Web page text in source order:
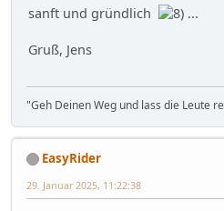
sanft und gründlich ...
Gruß, Jens
"Geh Deinen Weg und lass die Leute
EasyRider
29. Januar 2025, 11:22:38